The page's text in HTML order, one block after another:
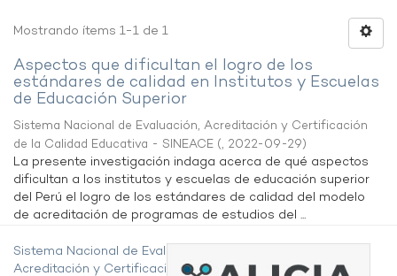
Mostrando ítems 1-1 de 1
Aspectos que dificultan el logro de los
estándares de calidad en Institutos y Escuelas
de Educación Superior
Sistema Nacional de Evaluación, Acreditación y Certificación
de la Calidad Educativa - SINEACE (, 2022-09-29)
La presente investigación indaga acerca de qué aspectos
dificultan a los institutos y escuelas de educación superior
del Perú el logro de los estándares de calidad del modelo
de acreditación de programas de estudios del ...
Sistema Nacional de Evaluación,
Acreditación y Certificación de la